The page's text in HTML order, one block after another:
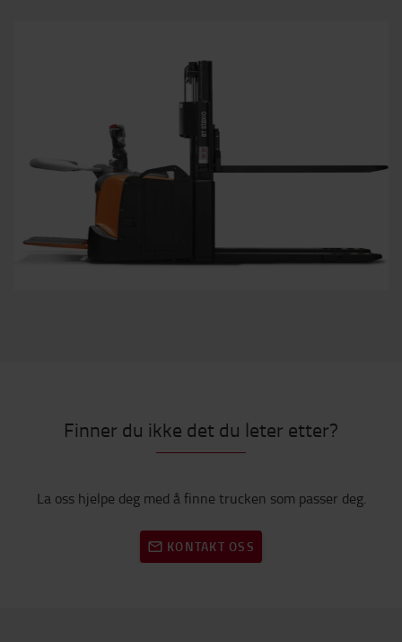
Finner du ikke det du leter etter?
La oss hjelpe deg med å finne trucken som passer deg.
KONTAKT OSS